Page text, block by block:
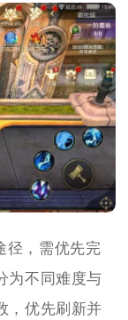
径，需优先完
为不同难度与
，优先刷新并